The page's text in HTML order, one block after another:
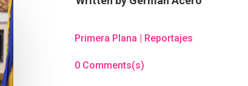
Primera Plana | Reportajes
0 Comments(s)